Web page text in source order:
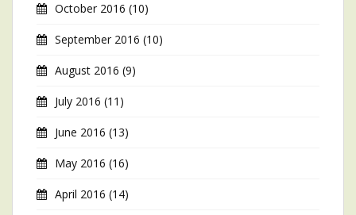
October 2016 (10)
September 2016 (10)
August 2016 (9)
July 2016 (11)
June 2016 (13)
May 2016 (16)
April 2016 (14)